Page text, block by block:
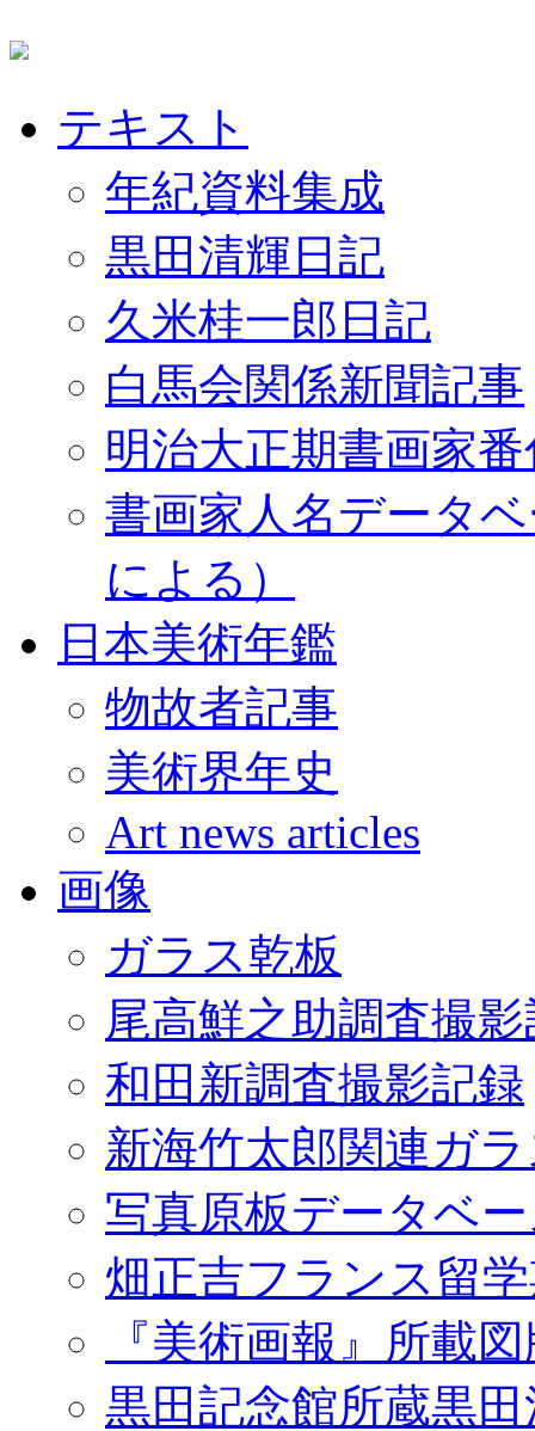
テキスト
年紀資料集成
黒田清輝日記
久米桂一郎日記
白馬会関係新聞記事
明治大正期書画家
書画家人名データ
による）
日本美術年鑑
物故者記事
美術界年史
Art news articles
画像
ガラス乾板
尾高鮮之助調査撮
和田新調査撮影記録
新海竹太郎関連ガ
写真原板データベ
畑正吉フランス留
『美術画報』所載
黒田記念館所蔵黒